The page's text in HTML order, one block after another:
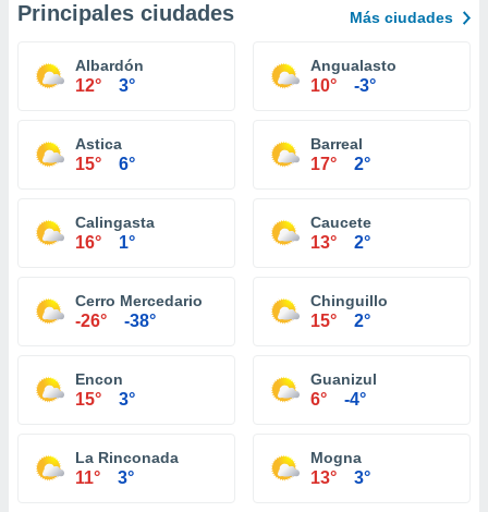
Principales ciudades Más ciudades
Albardón
12° 3°
Angualasto
10° -3°
Astica
15° 6°
Barreal
17° 2°
Calingasta
16° 1°
Caucete
13° 2°
Cerro Mercedario
-26° -38°
Chinguillo
15° 2°
Encon
15° 3°
Guanizul
6° -4°
La Rinconada
11° 3°
Mogna
13° 3°